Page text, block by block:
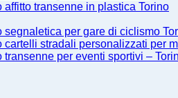
affitto transenne in plastica Torino
segnaletica per gare di ciclismo
cartelli stradali personalizzati per
transenne per eventi sportivi –